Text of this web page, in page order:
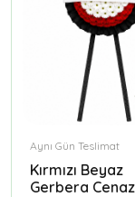
Aynı Gün Teslimat
Kırmızı Beyaz
Gerbera